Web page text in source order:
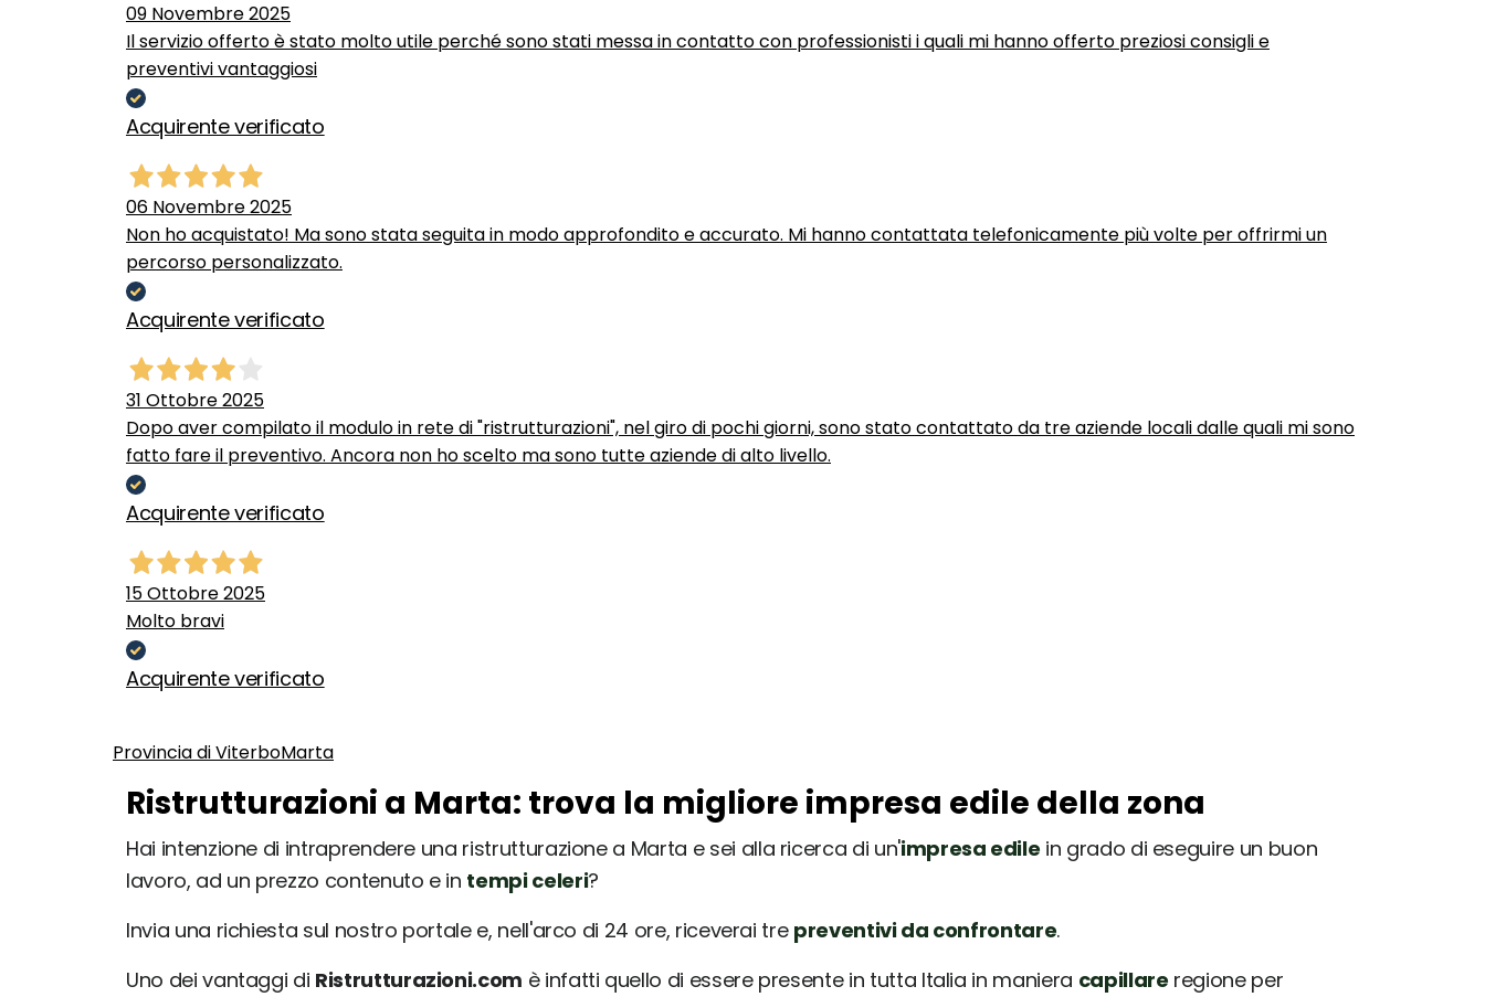
09 Novembre 2025
Il servizio offerto è stato molto utile perché sono stati messa in contatto con professionisti i quali mi hanno offerto preziosi consigli e
preventivi vantaggiosi
Acquirente verificato
06 Novembre 2025
Non ho acquistato! Ma sono stata seguita in modo approfondito e accurato. Mi hanno contattata telefonicamente più volte per offrirmi un
percorso personalizzato.
Acquirente verificato
31 Ottobre 2025
Dopo aver compilato il modulo in rete di "ristrutturazioni", nel giro di pochi giorni, sono stato contattato da tre aziende locali dalle quali mi sono
fatto fare il preventivo. Ancora non ho scelto ma sono tutte aziende di alto livello.
Acquirente verificato
15 Ottobre 2025
Molto bravi
Acquirente verificato
Provincia di ViterboMarta
Ristrutturazioni a Marta: trova la migliore impresa edile della zona
Hai intenzione di intraprendere una ristrutturazione a Marta e sei alla ricerca di un'impresa edile in grado di eseguire un buon
lavoro, ad un prezzo contenuto e in tempi celeri?
Invia una richiesta sul nostro portale e, nell'arco di 24 ore, riceverai tre preventivi da confrontare.
Uno dei vantaggi di Ristrutturazioni.com è infatti quello di essere presente in tutta Italia in maniera capillare regione per